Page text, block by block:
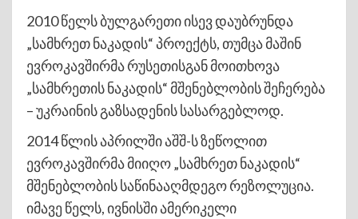
2010 წელს ბულგარეთი ისევ დაუბრუნდა
„სამხრეთ ნაკადის“ პროექტს, თუმცა მაშინ
ევროკავშირმა რუსეთისგან მოითხოვა
„სამხრეთის ნაკადის“ მშენებლობის შეჩერება
– უკრაინის გაზსადენის სასარგებლოდ.
2014 წლის აპრილში აშშ-ს ზეწოლით
ევროკავშირმა მიიღო „სამხრეთ ნაკადის“
მშენებლობის საწინააღმდეგო რეზოლუცია.
იმავე წელს, ივნისში ამერიკელი